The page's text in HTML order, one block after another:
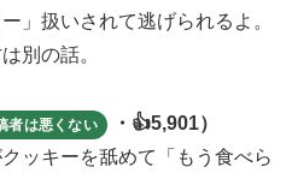
」扱いされて逃げられるよ。
別の話。
者は悪くない
・👍5,901）
ッキーを舐めて「もう食べら